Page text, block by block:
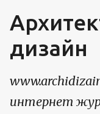
дизайн
интернет